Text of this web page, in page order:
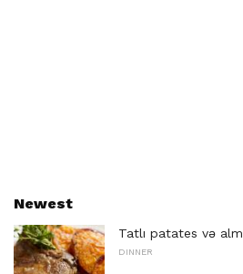
Newest
Tatlı patates və
DINNER